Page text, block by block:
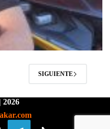
SIGUIENTE
2026